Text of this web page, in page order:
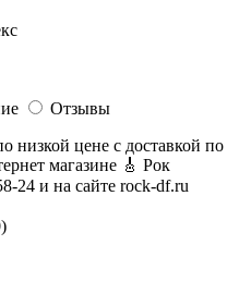
Отзывы
низкой цене с доставкой по
магазине 🎸 Рок
24 и на сайте rock-df.ru